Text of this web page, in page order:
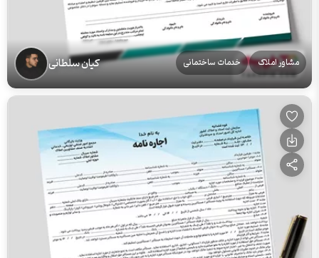
مشاور املاک خدمات ساختمانی کیان سلطانی